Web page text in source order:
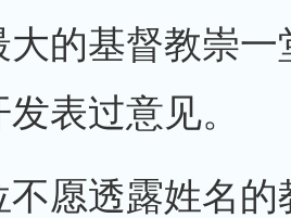
大的基督教崇一
表过意见。
透露姓名的